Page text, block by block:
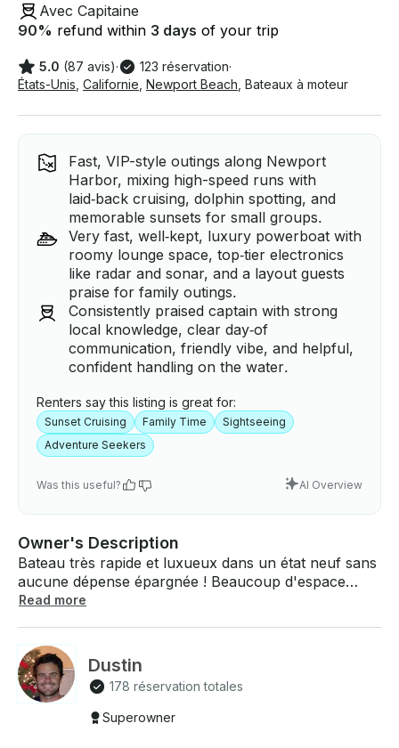
Avec Capitaine
90% refund within 3 days of your trip
5.0 (87 avis)· 123 réservation·
États-Unis Californie Newport Beach Bateaux à moteur
Fast, VIP-style outings along Newport
Harbor, mixing high-speed runs with
laid‑back cruising, dolphin spotting, and
memorable sunsets for small groups.
Very fast, well‑kept, luxury powerboat with
roomy lounge space, top‑tier electronics
like radar and sonar, and a layout guests
praise for family outings.
Consistently praised captain with strong
local knowledge, clear day‑of
communication, friendly vibe, and helpful,
confident handling on the water.
Renters say this listing is great for:
Sunset Cruising Family Time
Sightseeing
Adventure Seekers
Was this useful? AI Overview
Owner's Description
Bateau très rapide et luxueux dans un état neuf sans
aucune dépense épargnée ! Beaucoup d'espace
pour se détendre avec des cocktails ou se balader à
gamme, y compris un radar, un sonar, un pilote
automatique et un système stéréo Bluetooth
Awesome à 8 haut-parleurs. Dispose d'un sol en
bambou personnalisé et d'une table en teck. La
Read more
Dustin
178 réservation totales
Superowner